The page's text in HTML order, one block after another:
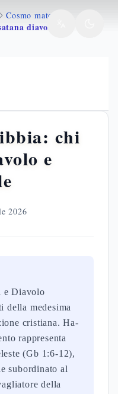
Cosmo materia
chi
e
2026
e Diavolo
della medesima
cristiana. Ha-
rappresenta
(Gb 1:6-12),
subordinato al
della